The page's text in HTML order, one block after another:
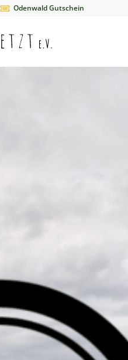
Odenwald Gutschein